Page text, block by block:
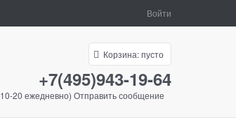
Войти
Корзина:пусто
+7(495)943-19-64
20 ежедневно) Отправить сообщение